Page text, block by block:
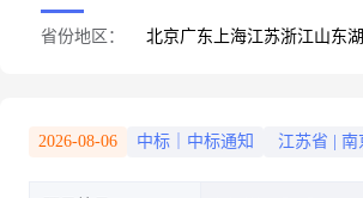
省份地区： 北京广东 上海江苏浙江山东
2026-08-06 中标｜中标通知 江苏省 南